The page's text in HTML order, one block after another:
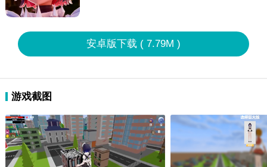
安卓版下载 ( 7.79M )
游戏截图